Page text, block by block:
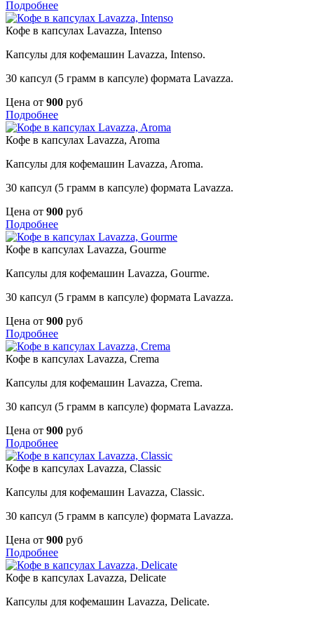
Подробнее
Кофе в капсулах Lavazza, Intenso
Капсулы для кофемашин Lavazza, Intenso.
30 капсул (5 грамм в капсуле) формата Lavazza.
Цена от 900 руб
Подробнее
Кофе в капсулах Lavazza, Aroma
Капсулы для кофемашин Lavazza, Aroma.
30 капсул (5 грамм в капсуле) формата Lavazza.
Цена от 900 руб
Подробнее
Кофе в капсулах Lavazza, Gourme
Капсулы для кофемашин Lavazza, Gourme.
30 капсул (5 грамм в капсуле) формата Lavazza.
Цена от 900 руб
Подробнее
Кофе в капсулах Lavazza, Crema
Капсулы для кофемашин Lavazza, Crema.
30 капсул (5 грамм в капсуле) формата Lavazza.
Цена от 900 руб
Подробнее
Кофе в капсулах Lavazza, Classic
Капсулы для кофемашин Lavazza, Classic.
30 капсул (5 грамм в капсуле) формата Lavazza.
Цена от 900 руб
Подробнее
Кофе в капсулах Lavazza, Delicate
Капсулы для кофемашин Lavazza, Delicate.